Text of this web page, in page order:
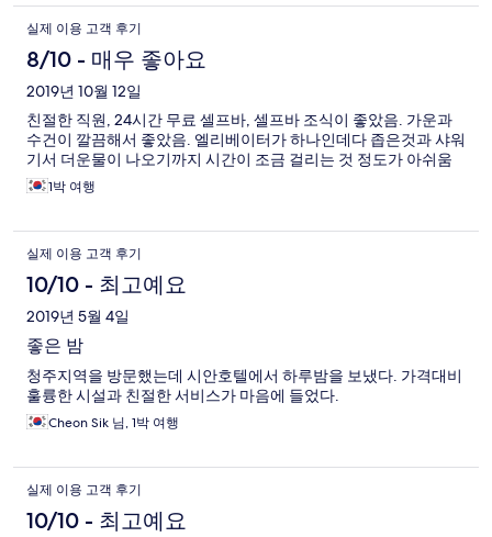
실제 이용 고객 후기
8/10 - 매우 좋아요
2019년 10월 12일
친절한 직원, 24시간 무료 셀프바, 셀프바 조식이 좋았음. 가운과
수건이 깔끔해서 좋았음. 엘리베이터가 하나인데다 좁은것과 샤워
기서 더운물이 나오기까지 시간이 조금 걸리는 것 정도가 아쉬움
1박 여행
실제 이용 고객 후기
10/10 - 최고예요
2019년 5월 4일
좋은 밤
청주지역을 방문했는데 시안호텔에서 하루밤을 보냈다. 가격대비
훌륭한 시설과 친절한 서비스가 마음에 들었다.
Cheon Sik 님, 1박 여행
실제 이용 고객 후기
10/10 - 최고예요